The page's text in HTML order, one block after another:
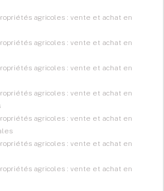
agricoles : vente et achat en
agricoles : vente et achat en
agricoles : vente et achat en
agricoles : vente et achat en
agricoles : vente et achat en
agricoles : vente et achat en
agricoles : vente et achat en